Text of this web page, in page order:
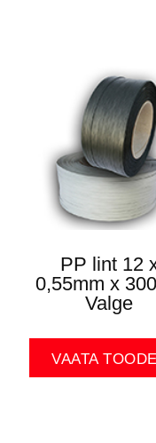
PP lint 12
0,55mm x
Valge
VAATA